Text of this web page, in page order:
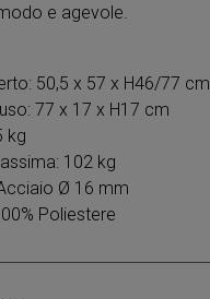
e agevole.
50,5 x 57 x H46/77 cm
77 x 17 x H17 cm
kg
102 kg
Ø 16 mm
Poliestere